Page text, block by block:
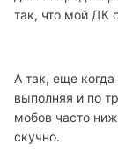
так, что мой ДК
А так, еще
выполняя и по
мобов часто
скучно.